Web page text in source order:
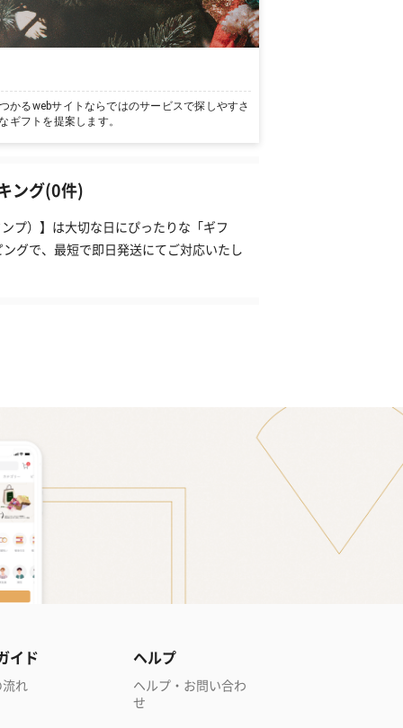
かるwebサイトならではのサービスで探しやすさ
ギフトを提案します。
ング(0件)
プ）】は大切な日にぴったりな「ギフ
グで、最短で即日発送にてご対応いたし
イド
れ
ヘルプ
ヘルプ・お問い合わ
せ